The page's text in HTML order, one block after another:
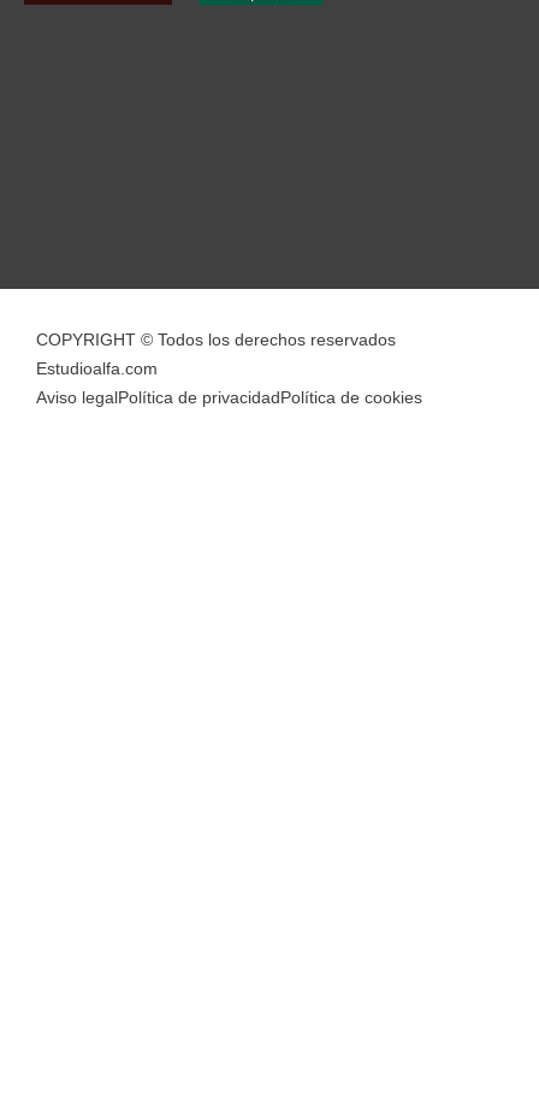
COPYRIGHT © Todos los derechos reservados
Estudioalfa.com
Aviso legalPolítica de privacidadPolítica de cookies